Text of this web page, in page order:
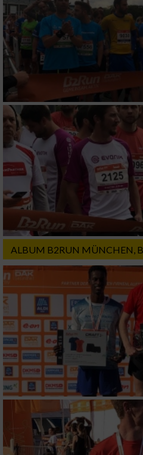
ALBUM B2RUN MÜNCHEN,
Verwendung genauer
Geräte anhand von aktiv
Informationen identifizieren
Nicht-IAB-Verarbeitungszwecke:
Performance
Funktional
Werbung